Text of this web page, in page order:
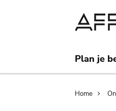
Plan je
Home